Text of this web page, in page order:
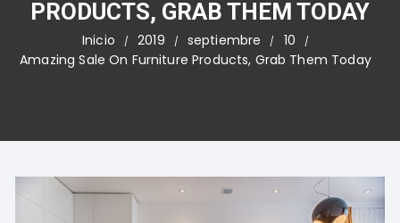
PRODUCTS, GRAB THEM TODAY
Inicio 2019 septiembre
10
Amazing Sale On Furniture Products, Grab Them Today